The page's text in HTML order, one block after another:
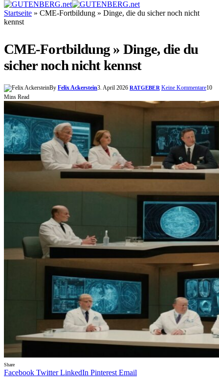
Startseite » CME-Fortbildung » Dinge, die du sicher noch nicht
kennst
CME-Fortbildung » Dinge, die du
sicher noch nicht kennst
By Felix Ackerstein3. April 2026 RATGEBER Keine Kommentare10
Mins Read
Share
Facebook Twitter LinkedIn Pinterest Email